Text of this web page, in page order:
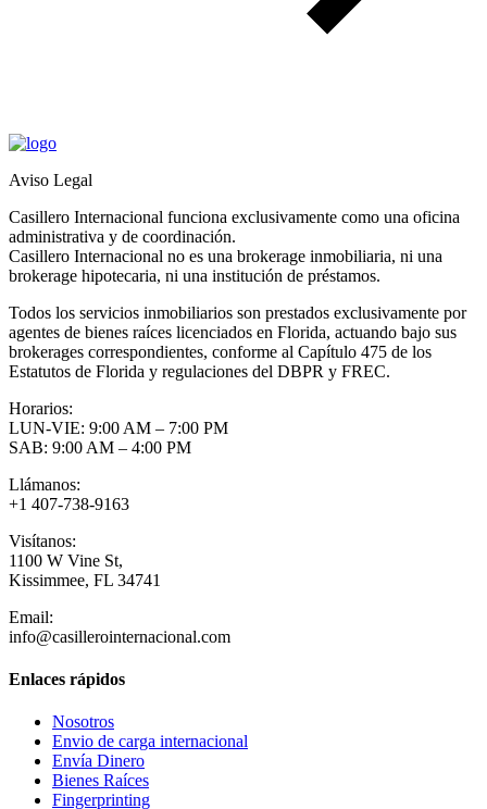
Aviso Legal
Casillero Internacional funciona exclusivamente como una oficina
administrativa y de coordinación.
Casillero Internacional no es una brokerage inmobiliaria, ni una
brokerage hipotecaria, ni una institución de préstamos.
Todos los servicios inmobiliarios son prestados exclusivamente por
agentes de bienes raíces licenciados en Florida, actuando bajo sus
brokerages correspondientes, conforme al Capítulo 475 de los
Estatutos de Florida y regulaciones del DBPR y FREC.
Horarios:
LUN-VIE: 9:00 AM – 7:00 PM
SAB: 9:00 AM – 4:00 PM
Llámanos:
+1 407-738-9163
Visítanos:
1100 W Vine St,
Kissimmee, FL 34741
Email:
info@casillerointernacional.com
Enlaces rápidos
Nosotros
Envio de carga internacional
Envía Dinero
Bienes Raíces
Fingerprinting